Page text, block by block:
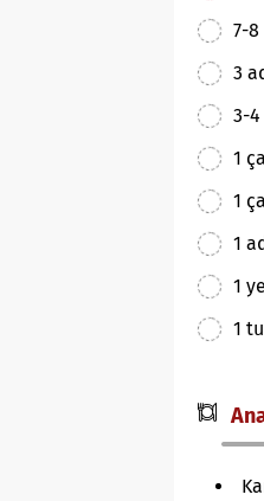
7-
3
3-
1
1
1
1
1